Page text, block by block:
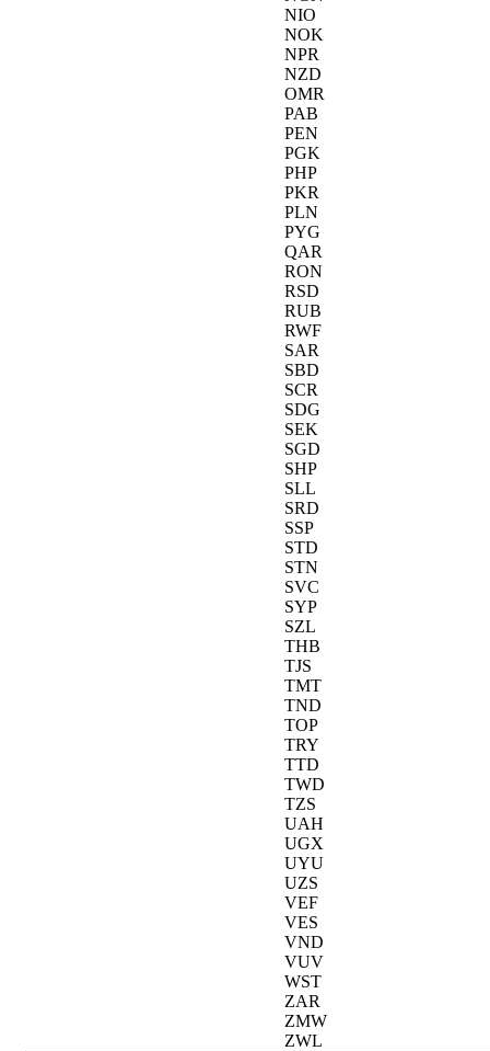
NIO
NOK
NPR
NZD
OMR
PAB
PEN
PGK
PHP
PKR
PLN
PYG
QAR
RON
RSD
RUB
RWF
SAR
SBD
SCR
SDG
SEK
SGD
SHP
SLL
SRD
SSP
STD
STN
SVC
SYP
SZL
THB
TJS
TMT
TND
TOP
TRY
TTD
TWD
TZS
UAH
UGX
UYU
UZS
VEF
VES
VND
VUV
WST
ZAR
ZMW
ZWL